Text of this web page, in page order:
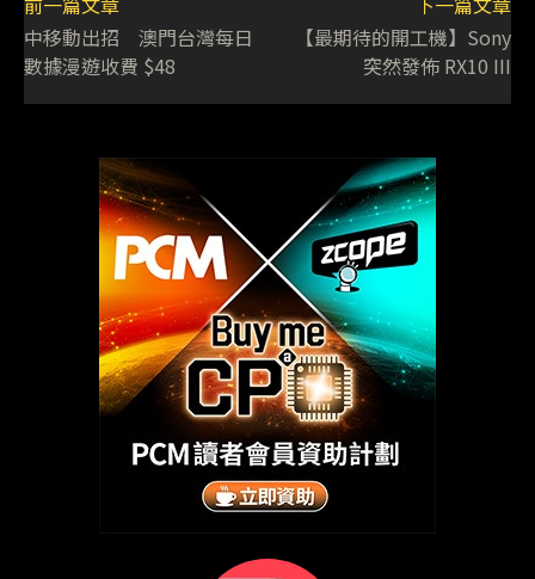
中移動出招 澳門台灣每日
數據漫遊收費 $48
【最期待的開工機】Sony
突然發佈 RX10 III